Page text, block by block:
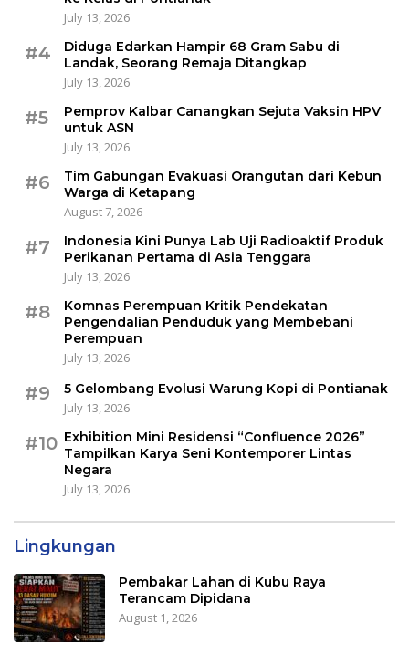
July 13, 2026
#4
Diduga Edarkan Hampir 68 Gram Sabu di
Landak, Seorang Remaja Ditangkap
July 13, 2026
#5
Pemprov Kalbar Canangkan Sejuta Vaksin HPV
untuk ASN
July 13, 2026
#6
Tim Gabungan Evakuasi Orangutan dari Kebun
Warga di Ketapang
August 7, 2026
#7
Indonesia Kini Punya Lab Uji Radioaktif Produk
Perikanan Pertama di Asia Tenggara
July 13, 2026
#8
Komnas Perempuan Kritik Pendekatan
Pengendalian Penduduk yang Membebani
Perempuan
July 13, 2026
#9
5 Gelombang Evolusi Warung Kopi di Pontianak
July 13, 2026
#10 Exhibition Mini Residensi “Confluence 2026”
Tampilkan Karya Seni Kontemporer Lintas
Negara
July 13, 2026
Lingkungan
Pembakar Lahan di Kubu Raya
Terancam Dipidana
August 1, 2026